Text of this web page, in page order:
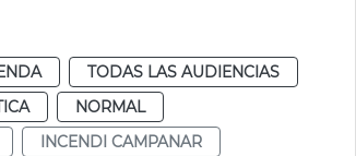
TODAS LAS AUDIENCIAS
NORMAL
INCENDI CAMPANAR